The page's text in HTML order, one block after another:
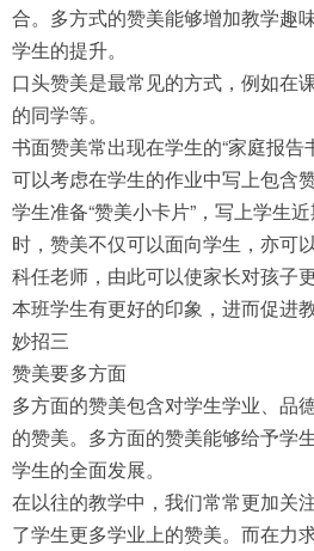
合。多方式的赞美能够增加教学趣
学生的提升。
口头赞美是最常见的方式，例如在
的同学等。
书面赞美常出现在学生的“家庭报告
可以考虑在学生的作业中写上包含
学生准备“赞美小卡片”，写上学生
时，赞美不仅可以面向学生，亦可
科任老师，由此可以使家长对孩子
本班学生有更好的印象，进而促进
妙招三
赞美要多方面
多方面的赞美包含对学生学业、品
的赞美。多方面的赞美能够给予学
学生的全面发展。
在以往的教学中，我们常常更加关
了学生更多学业上的赞美。而在力